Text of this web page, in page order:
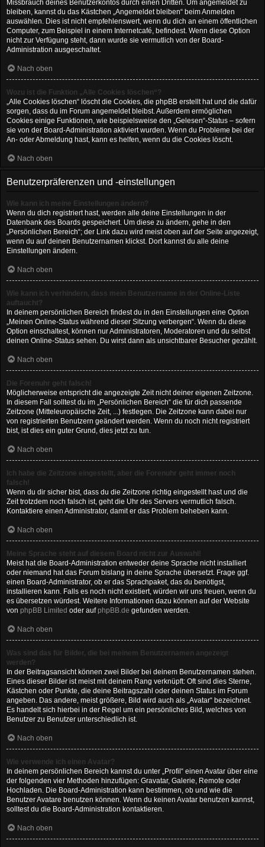
Missbrauch deines Benutzerkontos durch einen Dritten. Um angemeldet zu
bleiben, kannst du das Kästchen „Angemeldet bleiben“ beim Anmelden
auswählen. Dies ist nicht empfehlenswert, wenn du dich an einem öffentlichen
Computer, zum Beispiel in einem Internetcafé, befindest. Wenn diese Option
nicht zur Verfügung steht, dann wurde sie vermutlich von der Board-
Administration ausgeschaltet.
Nach oben
Wozu ist die Funktion „Alle Cookies löschen“?
„Alle Cookies löschen“ löscht die Cookies, die phpBB erstellt hat und die dafür
sorgen, dass du im Forum angemeldet bleibst. Außerdem ermöglichen
Cookies einige Funktionen, wie beispielsweise den „Gelesen“-Status – sofern
sie von der Board-Administration aktiviert wurden. Wenn du Probleme bei der
An- oder Abmeldung hast, kann es helfen, wenn du die Cookies löscht.
Nach oben
Benutzerpräferenzen und -einstellungen
Wie kann ich meine Einstellungen ändern?
Wenn du dich registriert hast, werden alle deine Einstellungen in der
Datenbank des Boards gespeichert. Um diese zu ändern, gehe in den
„Persönlichen Bereich“; der Link dazu wird meist oben auf der Seite angezeigt,
wenn du auf deinen Benutzernamen klickst. Dort kannst du alle deine
Einstellungen ändern.
Nach oben
Wie kann ich verhindern, dass mein Benutzername in der Online-Liste
auftaucht?
In deinem persönlichen Bereich findest du in den Einstellungen eine Option
„Meinen Online-Status während dieser Sitzung verbergen“. Wenn du diese
Option einschaltest, können nur Administratoren, Moderatoren und du selbst
deinen Online-Status sehen. Du wirst dann als unsichtbarer Besucher gezählt.
Nach oben
Die Forenuhr geht falsch!
Möglicherweise entspricht die angezeigte Zeit nicht deiner eigenen Zeitzone.
In diesem Fall solltest du im „Persönlichen Bereich“ die für dich passende
Zeitzone (Mitteleuropäische Zeit, ...) festlegen. Die Zeitzone kann dabei nur
von registrierten Benutzern geändert werden. Wenn du noch nicht registriert
bist, ist dies ein guter Grund, dies jetzt zu tun.
Nach oben
Ich habe die Zeitzone eingestellt, aber die Forenuhr geht immer noch
falsch!
Wenn du dir sicher bist, dass du die Zeitzone richtig eingestellt hast und die
Zeit trotzdem noch falsch ist, geht die Uhr des Servers vermutlich falsch.
Kontaktiere einen Administrator, damit er das Problem beheben kann.
Nach oben
Meine Sprache steht auf diesem Board nicht zur Auswahl!
Meist hat die Board-Administration entweder deine Sprache nicht installiert
oder niemand hat das Forum bislang in deine Sprache übersetzt. Frage ggf.
einen Board-Administrator, ob er das Sprachpaket, das du benötigst,
installieren kann. Falls es noch nicht existiert, würden wir uns freuen, wenn du
es übersetzen würdest. Weitere Informationen dazu können auf der Website
von phpBB Limited oder aufphpBB.de gefunden werden.
Nach oben
Was sind das für Bilder, die bei meinem Benutzernamen angezeigt
werden?
In der Beitragsansicht können zwei Bilder bei deinem Benutzernamen stehen.
Eines dieser Bilder ist meist mit deinem Rang verknüpft: Oft sind dies Sterne,
Kästchen oder Punkte, die deine Beitragszahl oder deinen Status im Forum
angeben. Das andere, meist größere, Bild wird auch als „Avatar“ bezeichnet.
Es handelt sich hierbei in der Regel um ein persönliches Bild, welches von
Benutzer zu Benutzer unterschiedlich ist.
Nach oben
Wie verwende ich einen Avatar?
In deinem persönlichen Bereich kannst du unter „Profil“ einen Avatar über eine
der folgenden vier Methoden hinzufügen: Gravatar, Galerie, Remote oder
Hochladen. Die Board-Administration kann bestimmen, ob und wie die
Benutzer Avatare benutzen können. Wenn du keinen Avatar benutzen kannst,
solltest du die Board-Administration kontaktieren.
Nach oben